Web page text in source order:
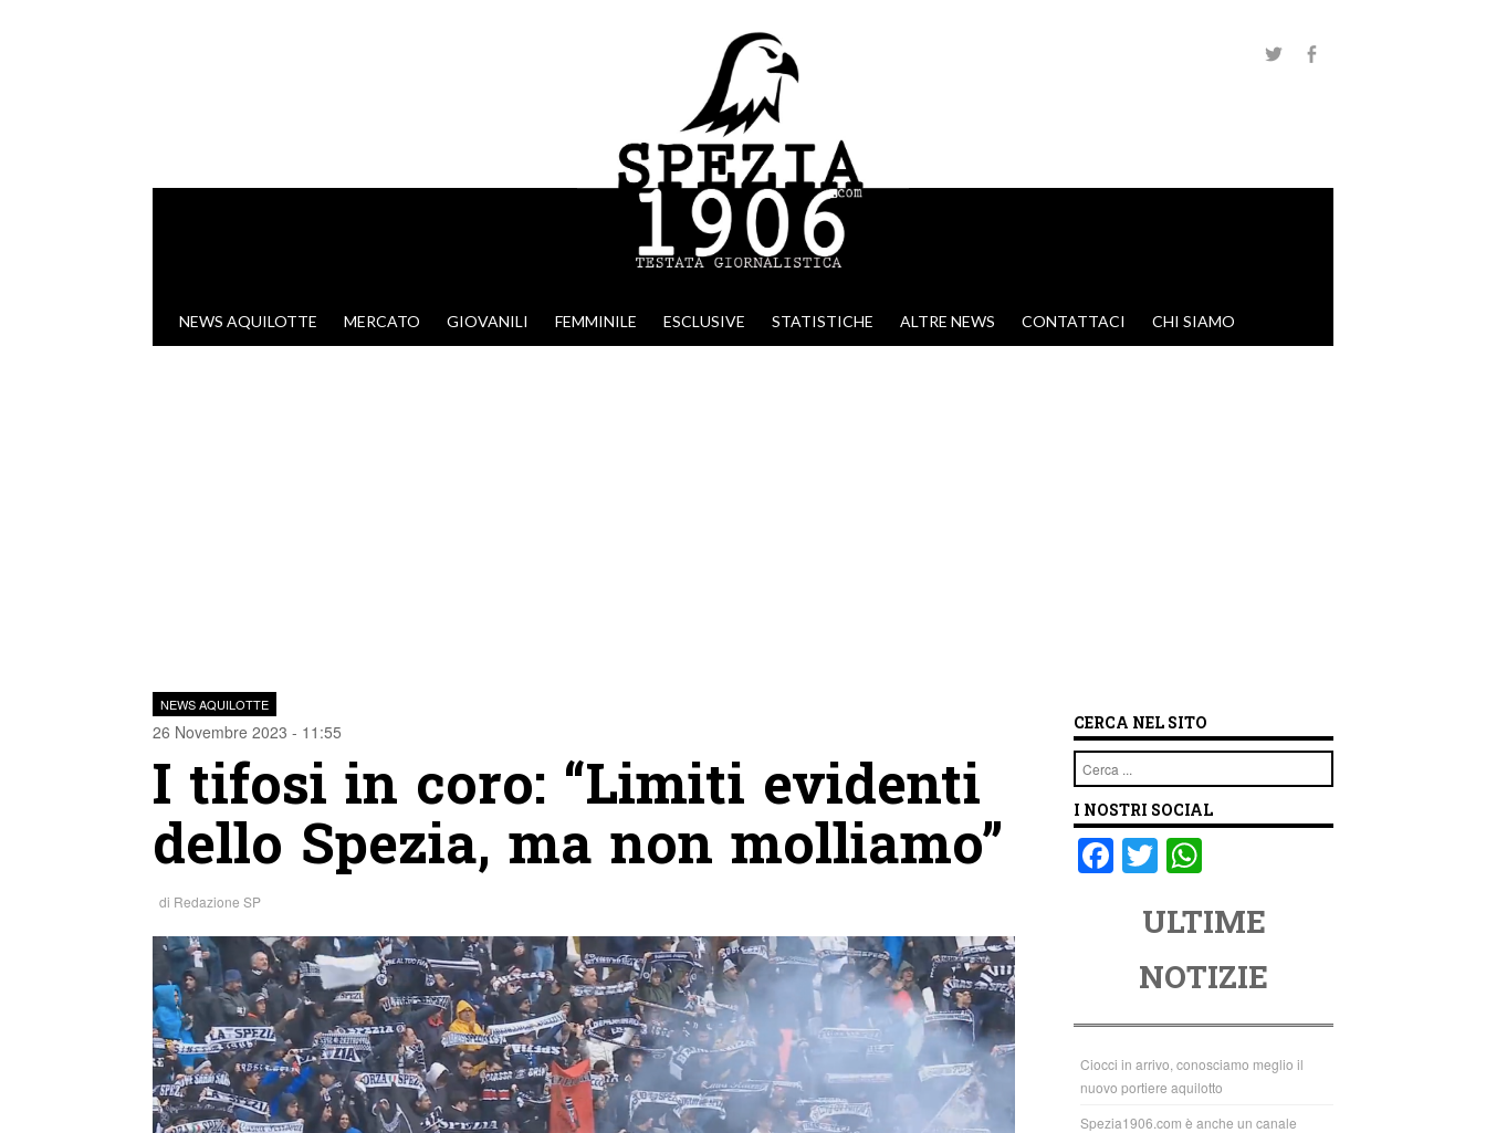
VAI AL CONTENUTO
NEWS AQUILOTTE MERCATO GIOVANILI FEMMINILE ESCLUSIVE STATISTICHE ALTRE NEWS CONTATTACI CHI SIAMO
NEWS AQUILOTTE
26 Novembre 2023 - 11:55
I tifosi in coro: “Limiti evidenti
dello Spezia, ma non molliamo”
di Redazione SP
CERCA NEL SITO
Cerca
I NOSTRI SOCIAL
F
o
o
k
T
tt
er
at
s
A
p
p
ULTIME
NOTIZIE
Ciocci in arrivo, conosciamo meglio il
nuovo portiere aquilotto
Spezia1906.com è anche un canale